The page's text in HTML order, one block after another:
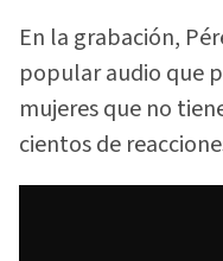
En la grabación,
popular audio que
mujeres que no
cientos de